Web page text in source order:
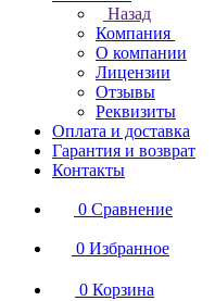
Назад
Компания
О компании
Лицензии
Отзывы
Реквизиты
Оплата и доставка
Гарантия и возврат
Контакты
0 Сравнение
0 Избранное
0 Корзина